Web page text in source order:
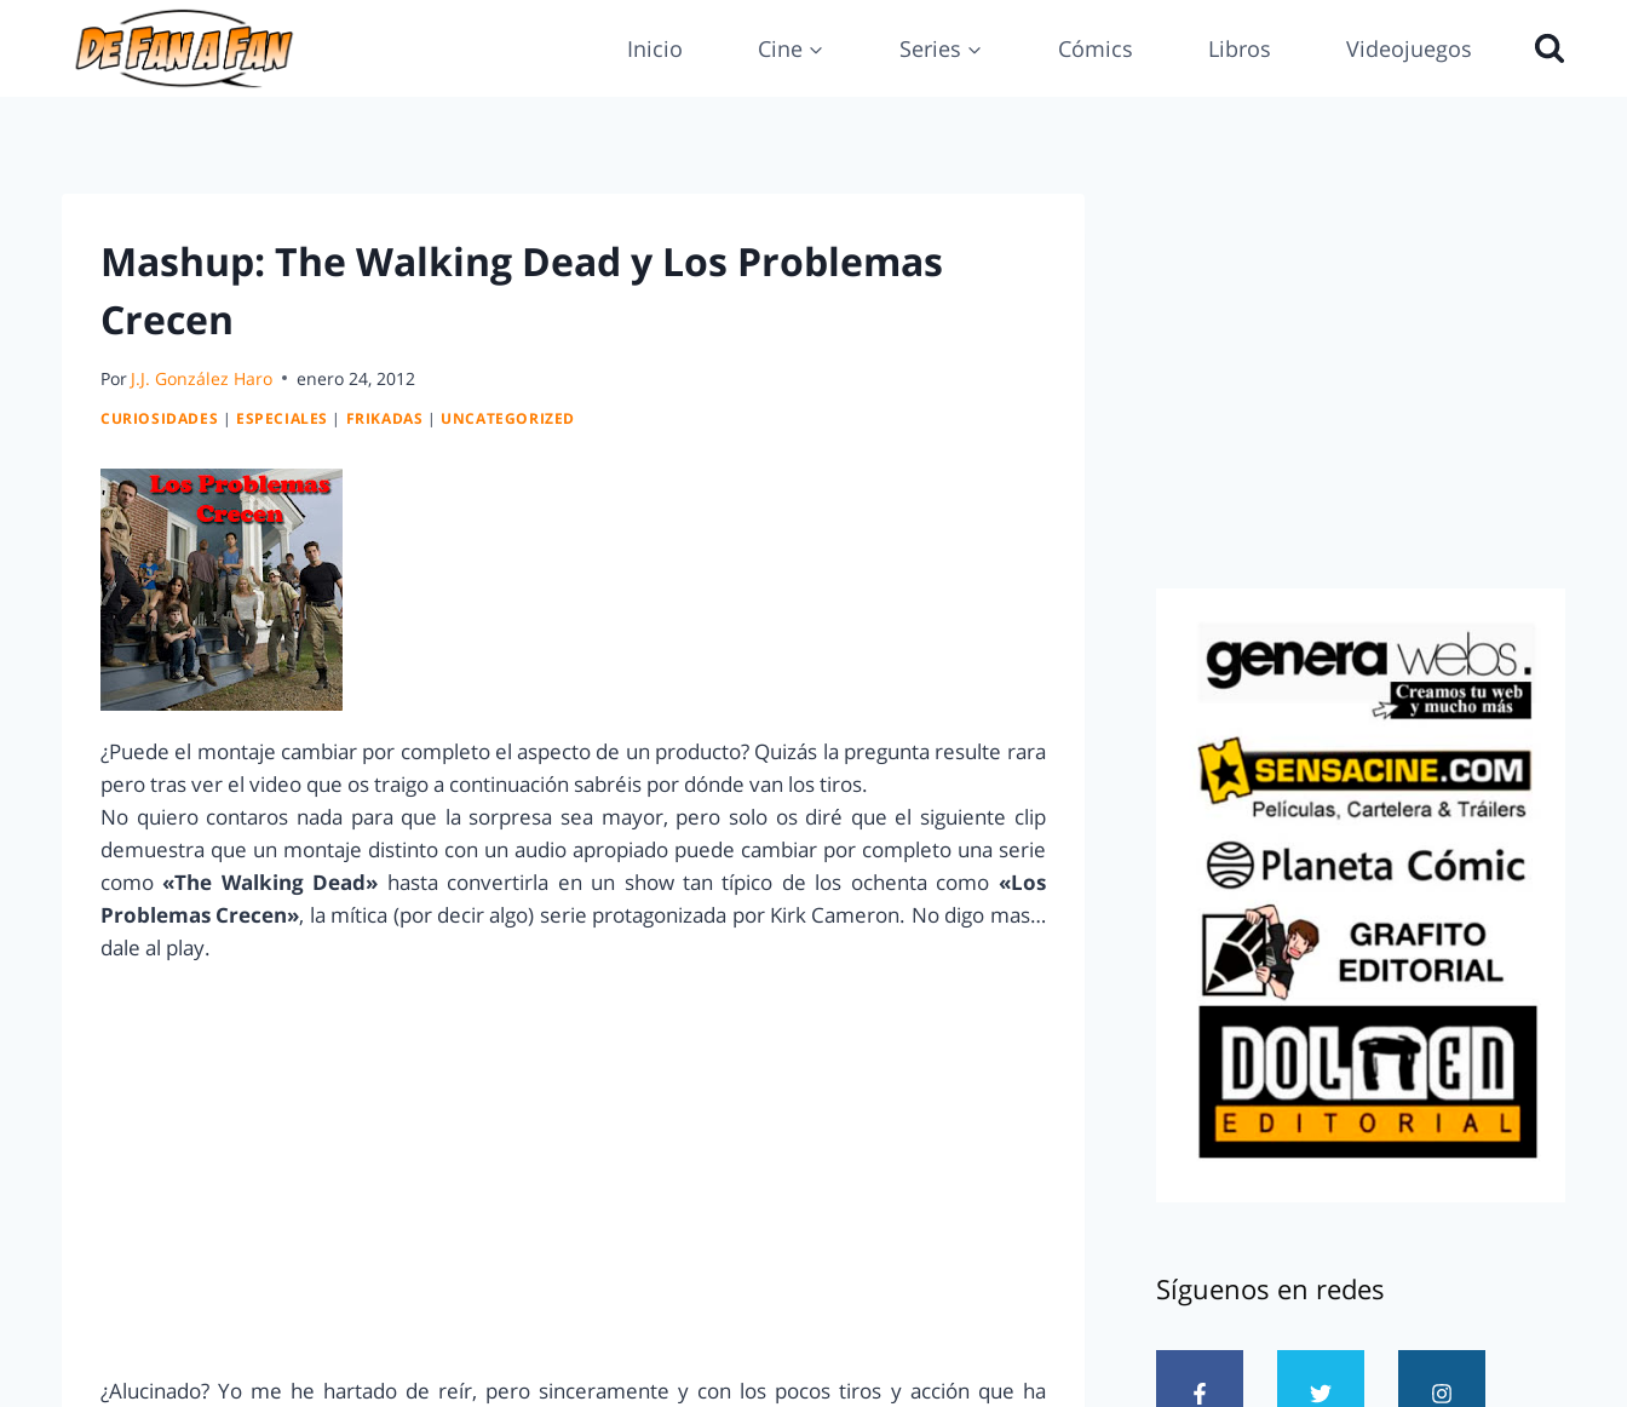
Inicio Cine Series Cómics Libros Videojuegos
Mashup: The Walking Dead y Los Problemas
Crecen
Por J.J. González Haro enero 24, 2012
CURIOSIDADES | ESPECIALES | FRIKADAS | UNCATEGORIZED
¿Puede el montaje cambiar por completo el aspecto de un producto? Quizás la pregunta resulte rara
pero tras ver el video que os traigo a continuación sabréis por dónde van los tiros.
No quiero contaros nada para que la sorpresa sea mayor, pero solo os diré que el siguiente clip
demuestra que un montaje distinto con un audio apropiado puede cambiar por completo una serie
como«The Walking Dead» hasta convertirla en un show tan típico de los ochenta como «Los
Problemas Crecen», la mítica (por decir algo) serie protagonizada por Kirk Cameron. No digo mas…
dale al play.
¿Alucinado? Yo me he hartado de reír, pero sinceramente y con los pocos tiros y acción que ha
Síguenos en redes